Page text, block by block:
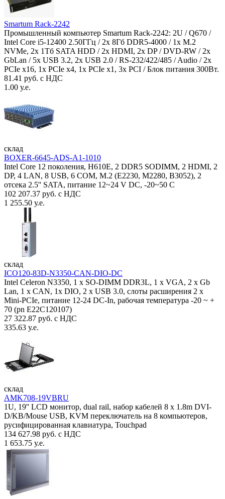
Smartum Rack-2242
Промышленный компьютер Smartum Rack-2242: 2U / Q670 /
Intel Core i5-12400 2.50ГГц / 2x 8Гб DDR5-4000 / 1x M.2
NVMe, 2x 1Тб SATA HDD / 2x HDMI, 2x DP / DVD-RW / 2x
GbLan / 5x USB 3.2, 2x USB 2.0 / RS-232/422/485 / Audio / 2x
PCIe x16, 1x PCIe x4, 1x PCIe x1, 3x PCI / Блок питания 300Вт.
81.41 руб. с НДС
1.00 у.е.
склад
BOXER-6645-ADS-A1-1010
Intel Core 12 поколения, H610E, 2 DDR5 SODIMM, 2 HDMI, 2
DP, 4 LAN, 8 USB, 6 COM, M.2 (E2230, M2280, B3052), 2
отсека 2.5'' SATA, питание 12~24 V DC, -20~50 C
102 207.37 руб. с НДС
1 255.50 у.е.
склад
ICO120-83D-N3350-CAN-DIO-DC
Intel Celeron N3350, 1 х SO-DIMM DDR3L, 1 х VGA, 2 x Gb
Lan, 1 х CAN, 1x DIO, 2 х USB 3.0, слоты расширения 2 x
Mini-PCIe, питание 12-24 DC-In, рабочая температура -20 ~ +
70 (pn E22C120107)
27 322.87 руб. с НДС
335.63 у.е.
склад
AMK708-19VBRU
1U, 19'' LCD монитор, dual rail, набор кабелей 8 x 1.8m DVI-
D/KB/Mouse USB, KVM переключатель на 8 компьютеров,
русифицированная клавиатура, Touchpad
134 627.98 руб. с НДС
1 653.75 у.е.